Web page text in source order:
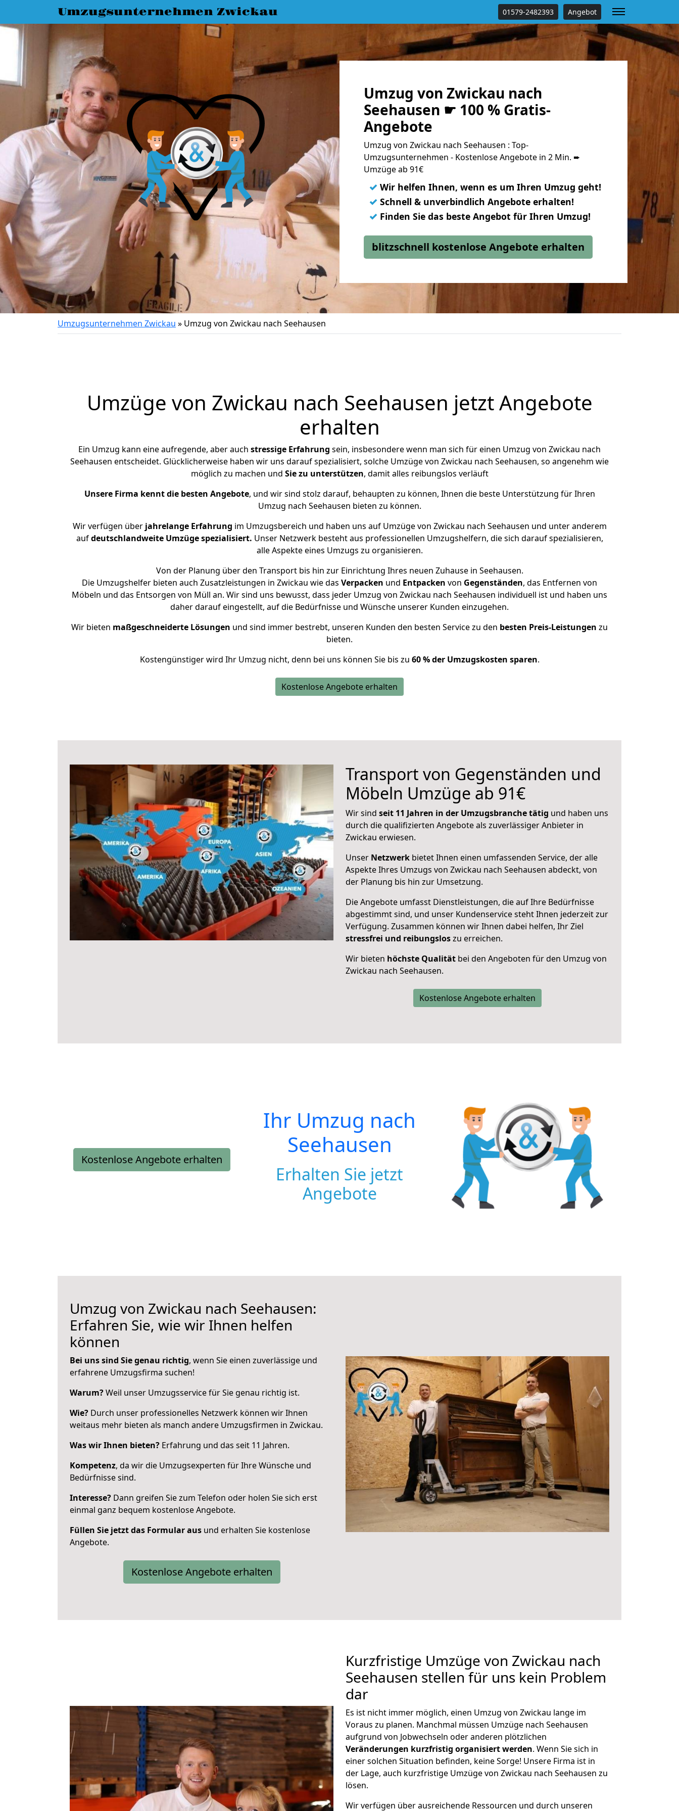
Umzugsunternehmen Zwickau 01579-2482393 Angebot
Umzug von Zwickau nach
Seehausen ☛ 100 % Gratis-
Angebote
Umzug von Zwickau nach Seehausen : Top-
Umzugsunternehmen - Kostenlose Angebote in 2 Min. ➨
Umzüge ab 91€
✓ Wir helfen Ihnen, wenn es um Ihren Umzug geht!
✓ Schnell & unverbindlich Angebote erhalten!
✓ Finden Sie das beste Angebot für Ihren Umzug!
blitzschnell kostenlose Angebote erhalten
Umzugsunternehmen Zwickau » Umzug von Zwickau nach Seehausen
Umzüge von Zwickau nach Seehausen jetzt Angebote
erhalten
Ein Umzug kann eine aufregende, aber auch stressige Erfahrung sein, insbesondere wenn man sich für einen Umzug von Zwickau nach
Seehausen entscheidet. Glücklicherweise haben wir uns darauf spezialisiert, solche Umzüge von Zwickau nach Seehausen, so angenehm wie
möglich zu machen und Sie zu unterstützen, damit alles reibungslos verläuft
Unsere Firma kennt die besten Angebote, und wir sind stolz darauf, behaupten zu können, Ihnen die beste Unterstützung für Ihren
Umzug nach Seehausen bieten zu können.
Wir verfügen überjahrelange Erfahrung im Umzugsbereich und haben uns auf Umzüge von Zwickau nach Seehausen und unter anderem
aufdeutschlandweite Umzüge spezialisiert. Unser Netzwerk besteht aus professionellen Umzugshelfern, die sich darauf spezialisieren,
alle Aspekte eines Umzugs zu organisieren.
Von der Planung über den Transport bis hin zur Einrichtung Ihres neuen Zuhause in Seehausen.
Die Umzugshelfer bieten auch Zusatzleistungen in Zwickau wie das Verpacken und Entpacken von Gegenständen, das Entfernen von
Möbeln und das Entsorgen von Müll an. Wir sind uns bewusst, dass jeder Umzug von Zwickau nach Seehausen individuell ist und haben uns
daher darauf eingestellt, auf die Bedürfnisse und Wünsche unserer Kunden einzugehen.
Wir bieten maßgeschneiderte Lösungen und sind immer bestrebt, unseren Kunden den besten Service zu den besten Preis-Leistungen zu
bieten.
Kostengünstiger wird Ihr Umzug nicht, denn bei uns können Sie bis zu 60 % der Umzugskosten sparen.
Kostenlose Angebote erhalten
Transport von Gegenständen und
Möbeln Umzüge ab 91€
Wir sind seit 11 Jahren in der Umzugsbranche tätig und haben uns
durch die qualifizierten Angebote als zuverlässiger Anbieter in
Zwickau erwiesen.
Unser Netzwerk bietet Ihnen einen umfassenden Service, der alle
Aspekte Ihres Umzugs von Zwickau nach Seehausen abdeckt, von
der Planung bis hin zur Umsetzung.
Die Angebote umfasst Dienstleistungen, die auf Ihre Bedürfnisse
abgestimmt sind, und unser Kundenservice steht Ihnen jederzeit zur
Verfügung. Zusammen können wir Ihnen dabei helfen, Ihr Ziel
stressfrei und reibungsloszu erreichen.
Wir bieten höchste Qualität bei den Angeboten für den Umzug von
Zwickau nach Seehausen.
Kostenlose Angebote erhalten
Kostenlose Angebote erhalten
Ihr Umzug nach
Seehausen
Erhalten Sie jetzt
Angebote
Umzug von Zwickau nach Seehausen:
Erfahren Sie, wie wir Ihnen helfen
können
Bei uns sind Sie genau richtig, wenn Sie einen zuverlässige und
erfahrene Umzugsfirma suchen!
Warum?Weil unser Umzugsservice für Sie genau richtig ist.
Wie? Durch unser professionelles Netzwerk können wir Ihnen
weitaus mehr bieten als manch andere Umzugsfirmen in Zwickau.
Was wir Ihnen bieten? Erfahrung und das seit 11 Jahren.
Kompetenz, da wir die Umzugsexperten für Ihre Wünsche und
Bedürfnisse sind.
Interesse? Dann greifen Sie zum Telefon oder holen Sie sich erst
einmal ganz bequem kostenlose Angebote.
Füllen Sie jetzt das Formular aus und erhalten Sie kostenlose
Angebote.
Kostenlose Angebote erhalten
Kurzfristige Umzüge von Zwickau nach
Seehausen stellen für uns kein Problem
dar
Es ist nicht immer möglich, einen Umzug von Zwickau lange im
Voraus zu planen. Manchmal müssen Umzüge nach Seehausen
aufgrund von Jobwechseln oder anderen plötzlichen
Veränderungen kurzfristig organisiert werden. Wenn Sie sich in
einer solchen Situation befinden, keine Sorge! Unsere Firma ist in
der Lage, auch kurzfristige Umzüge von Zwickau nach Seehausen zu
lösen.
Wir verfügen über ausreichende Ressourcen und durch unseren